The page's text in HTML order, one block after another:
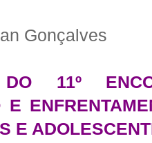
Gonçalves
DO 11º
E
E